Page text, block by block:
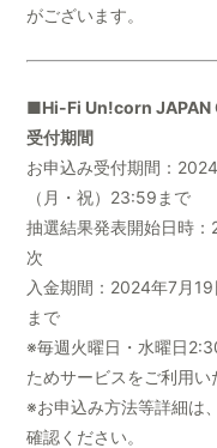
がございます。
■Hi-Fi Un!corn JAPAN
受付期間
お申込み受付期間：
（月・祝）23:59まで
抽選結果発表開始日時
次
入金期間：2024年7月
まで
※毎週火曜日・水曜日
ためサービスをご利用い
※お申込み方法等詳細は
確認ください。